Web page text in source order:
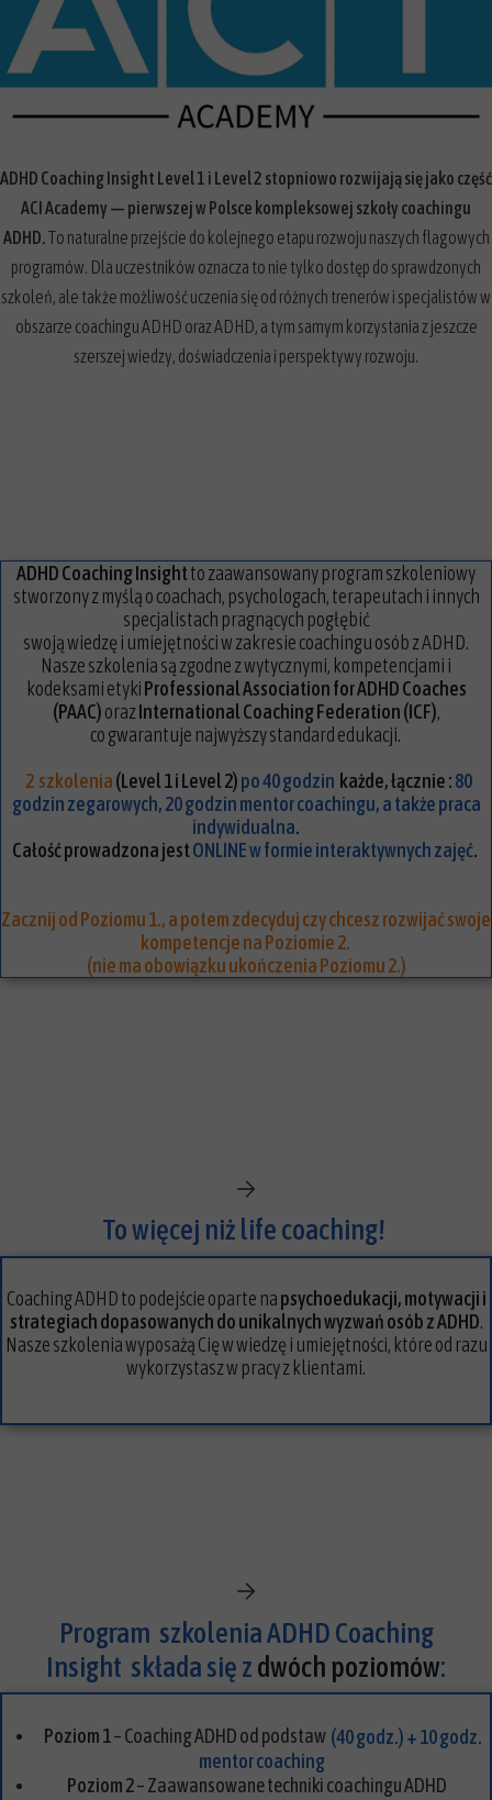
ADHD Coaching Insight Level 1 i Level 2 stopniowo rozwijają się jako część
ACI Academy — pierwszej w Polsce kompleksowej szkoły coachingu
ADHD.To naturalne przejście do kolejnego etapu rozwoju naszych flagowych
programów. Dla uczestników oznacza to nie tylko dostęp do sprawdzonych
szkoleń, ale także możliwość uczenia się od różnych trenerów i specjalistów w
obszarze coachingu ADHD oraz ADHD, a tym samym korzystania z jeszcze
szerszej wiedzy, doświadczenia i perspektywy rozwoju.
specjalista, szkolenie
ADHD Coaching Insight
to pierwszy w Polsce kompleksowy program,
który wyposaży Cię w wiedzę, narzędzia i praktyczne umiejętności
niezbędne do wspierania osób dorosłych z ADHD w ich codziennym
życiu.
ADHD Coaching Insightto zaawansowany program szkoleniowy
stworzony z myślą o coachach, psychologach, terapeutach i innych
specjalistach pragnących pogłębić
swoją wiedzę i umiejętności w zakresie coachingu osób z ADHD.
Nasze szkolenia są zgodne z wytycznymi, kompetencjami i
kodeksami etykiProfessional Association for ADHD Coaches
(PAAC)orazInternational Coaching Federation (ICF),
co gwarantuje najwyższystandard edukacji.
2szkolenia(Level 1 i Level 2)po 40 godzin każde, łącznie :80
godzin zegarowych, 20 godzin mentor coachingu, a także praca
indywidualna.
Całość prowadzona jestONLINE w formie interaktywnych zajęć.
Zacznij od Poziomu 1., a potem zdecyduj czy chcesz rozwijać swoje
kompetencje na Poziomie 2.
(nie ma obowiązku ukończenia Poziomu 2.)
Program szkolenia ADHD Coaching
Insight składa się z dwóch poziomów:
Poziom 1– Coaching ADHD od podstaw (40 godz.) + 10 godz.
mentor coaching
Poziom 2– Zaawansowane techniki coachingu ADHD
To więcej niż life coaching!
Coaching ADHD to podejście oparte napsychoedukacji, motywacji i
strategiach dopasowanych do unikalnych wyzwań osób z ADHD.
Nasze szkolenia wyposażą Cię w wiedzę i umiejętności, które od razu
wykorzystasz w pracy z klientami.